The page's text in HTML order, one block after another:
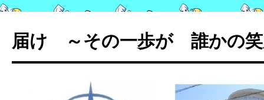
テ
ン
届け ～その一歩が 誰かの笑